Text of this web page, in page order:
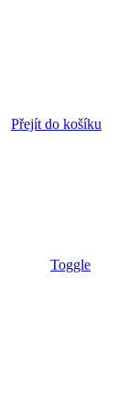
Přejít do košíku
Toggle